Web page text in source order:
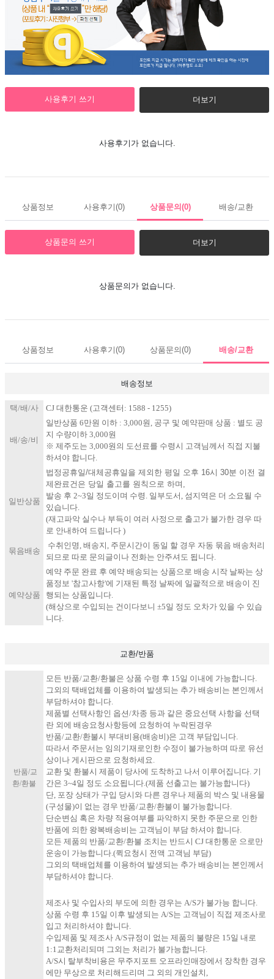
사용후기 쓰기 더보기
사용후기가 없습니다.
상품정보 사용후기(0) 상품문의 (0) 배송/교환
상품문의 쓰기 더보기
상품문의가 없습니다.
상품정보 사용후기(0) 상품문의(0) 배송/교환
배송정보
택/배/사 C​J 대한통운 (고객센터: 1588 - 1255)
배/송/비
일반상품 6만원 이하 : 3,000원, 공구 및 예약판매 상품 : 별도 공
지 수량이하 3,000원
※ 제주도는 3,000원의 도선료를 수령시 고객님께서 직접 지불
하셔야 합니다.
일반상품
법정공휴일/대체공휴일을 제외한 평일 오후 16시 30분 이전 결
제완료건은 당일 출고를 원칙으로 하며,
발송 후 2~3일 정도이며 수령. 일부도서, 섬지역은 더 소요될 수
있습니다.
(재고파악 실수나 부득이 여러 사정으로 출고가 불가한 경우 따
로 안내하여 드립니다 )
묶음배송
​수취인명, 배송지, 주문시간이 동일 할 경우 자동 묶음 배송처리
되므로 따로 문의글이나 전화는 안주셔도 됩니다.
예약상품
​예​약 주문 완료 후 예약 배송되는 상품으로 배송 시작 날짜는 상
품정보 '참고사항'에 기재된 특정 날짜에 일괄적으로 배송이 진
행되는 상품입니다.
(해상으로 수입되는 건이다보니 ±5일 정도 오차가 있을 수 있습
니다.
교환/반품
반품/교
환/환불
모든 반품/교환/환불은 상품 수령 후 15일 이내에 가능합니다.
그외의 택배업체를 이용하여 발생되는 추가 배송비는 본인께서
부담하셔야 합니다.
제품별 선택사항인 옵션/차종 등과 같은 중요선택 사항을 선택
란 외에 배송요청사항등에 요청하여 누락된경우
반품/교환/환불시 부대비용(배송비)은 고객 부담입니다.
따라서 주문서는 임의기재로인한 수정이 불가능하며 따로 유선
상이나 게시판으로 요청하세요.
교환 및 환불시 제품이 당사에 도착하고 나서 이루어집니다. 기
간은 3~4일 정도 소요됩니다.(제품 선출고는 불가능합니다)
단, 포장 상태가 구입 당시와 다른 경우나 제품의 박스 및 내용물
(구성물)이 없는 경우 반품/교환/환불이 불가능합니다.
단순변심 혹은 차량 적용여부를 파악하지 못한 주문으로 인한
반품에 의한 왕복배송비는 고객님이 부담 하셔야 합니다.
모든 제품의 반품/교환/환불 조치는 반드시 CJ 대한통운 으로만
운송이 가능합니다.(퀵요청시 전액 고객님 부담)
그외의 택배업체를 이용하여 발생되는 추가 배송비는 본인께서
부담하셔야 합니다.​
제조사 및 수입사의 부도에 의한 경우는 A/S가 불가능 합니다.
상품 수령 후 15일 이후 발생되는 A/S는 고객님이 직접 제조사로
입고 처리하셔야 합니다.
수입제품 및 제조사 A/S규정이 없는 제품의 불량은 15일 내로
1:1교환처리되며 그외는 처리가 불가능합니다.
A/S시 탈부착비용은 무주지포트 오프라인매장에서 장착한 경우
에만 무상으로 처리해드리며 그 외의 개인설치,